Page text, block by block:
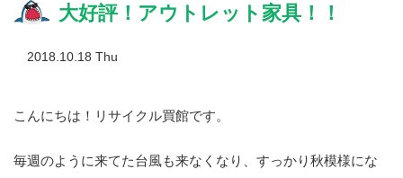
大好評！アウトレット家具！！
2018.10.18 Thu
こんにちは！リサイクル買館です。
毎週のように来てた台風も来なくなり、すっかり秋模様にな